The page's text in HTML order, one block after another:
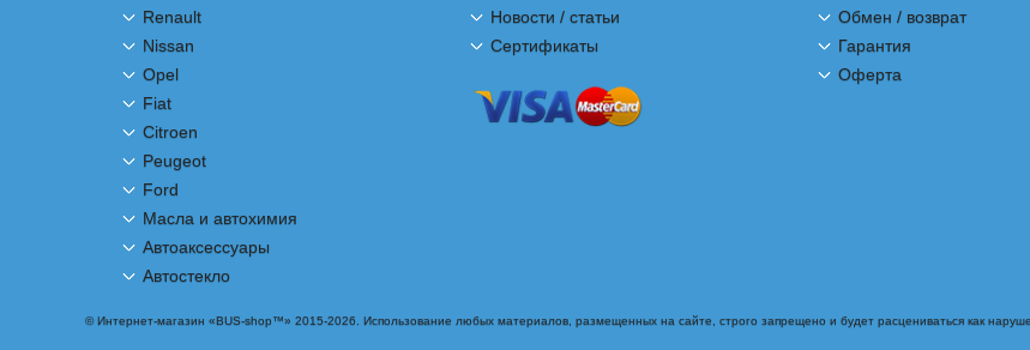
Renault
Nissan
Opel
Fiat
Citroen
Peugeot
Ford
Масла и автохимия
Автоаксессуары
Автостекло
Новости / статьи
Сертификаты
Обмен / возврат
Гарантия
Оферта
© Интернет-магазин «BUS-shop™» 2015-2026. Использование любых материалов, размещенных на сайте, строго запрещено и будет расцениваться как